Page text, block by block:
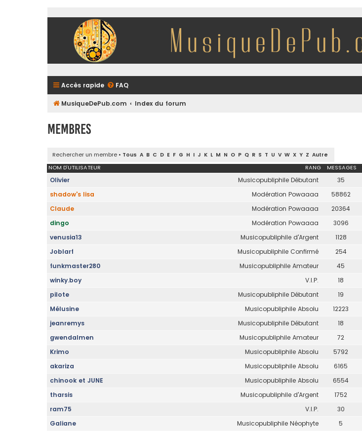
Accès rapide FAQ
MusiqueDePub.com Index du forum
Membres
Rechercher un membre • Tous A B C D E F G H I J K L M N O P Q R S T U V W X Y Z Autre
RANG
NOM D’UTILISATEUR MESSAGES
Musicopubliphile Débutant
Olivier 35
Modération Powaaaa
shadow's lisa 58862
Modération Powaaaa
Claude 20364
Modération Powaaaa
dingo 3096
Musicopubliphile d'Argent
venusia13 1128
Musicopubliphile Confirmé
Joblarf 254
Musicopubliphile Amateur
funkmaster280 45
V.I.P.
winky.boy 18
Musicopubliphile Débutant
pilote 19
Musicopubliphile Absolu
Mélusine 12223
Musicopubliphile Débutant
jeanremys 18
Musicopubliphile Amateur
gwendalmen 72
Musicopubliphile Absolu
Krimo 5792
Musicopubliphile Absolu
akariza 6165
Musicopubliphile Absolu
chinook et JUNE 6554
Musicopubliphile d'Argent
tharsis 1752
V.I.P.
ram75 30
Musicopubliphile Néophyte
Galiane 5